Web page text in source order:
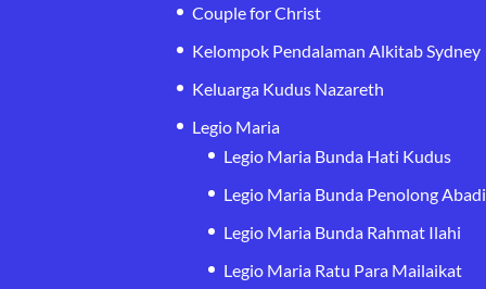
Couple for Christ
Kelompok Pendalaman Alkitab Sydney
Keluarga Kudus Nazareth
Legio Maria
Legio Maria Bunda Hati Kudus
Legio Maria Bunda Penolong Abadi
Legio Maria Bunda Rahmat Ilahi
Legio Maria Ratu Para Mailaikat